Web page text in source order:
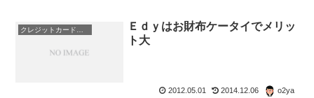
Ｅｄｙはお財布ケータイでメリッ
ト大
2012.05.01 2014.12.06 o2ya